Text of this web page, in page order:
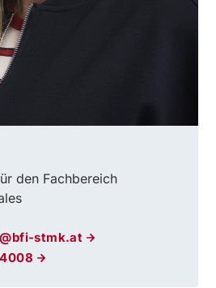
den Fachbereich
stmk.at